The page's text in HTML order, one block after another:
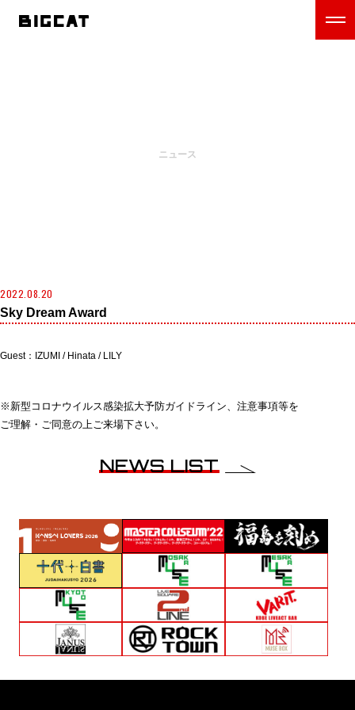
ニュース
2022.08.20
Sky Dream Award
Guest：IZUMI / Hinata / LILY
※新型コロナウイルス感染拡大予防ガイドライン、注意事項等を
ご理解・ご同意の上ご来場下さい。
NEWS LIST